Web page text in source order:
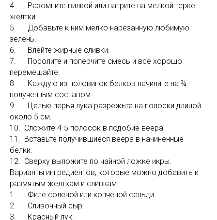
4. Разомните вилкой или натрите на мелкой терке
желтки.
5. Добавьте к ним мелко нарезанную любимую
зелень.
6. Влейте жирные сливки.
7. Посолите и поперчите смесь и все хорошо
перемешайте.
8. Каждую из половинок белков начините на ¾
полученным составом.
9. Целые перья лука разрежьте на полоски длиной
около 5 см.
10. Сложите 4-5 полосок в подобие веера.
11. Вставьте получившиеся веера в начиненные
белки.
12. Сверху выложите по чайной ложке икры.
Варианты ингредиентов, которые можно добавить к
размятым желткам и сливкам:
1. Филе соленой или копченой сельди.
2. Сливочный сыр.
3. Красный лук.